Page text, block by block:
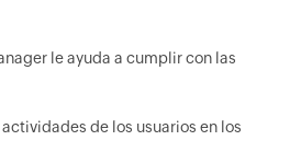
le ayuda a cumplir con las
de los usuarios en los